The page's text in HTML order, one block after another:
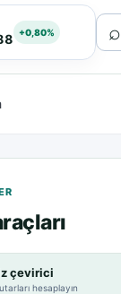
+0,80% ⌕
çevirici
hesaplayın